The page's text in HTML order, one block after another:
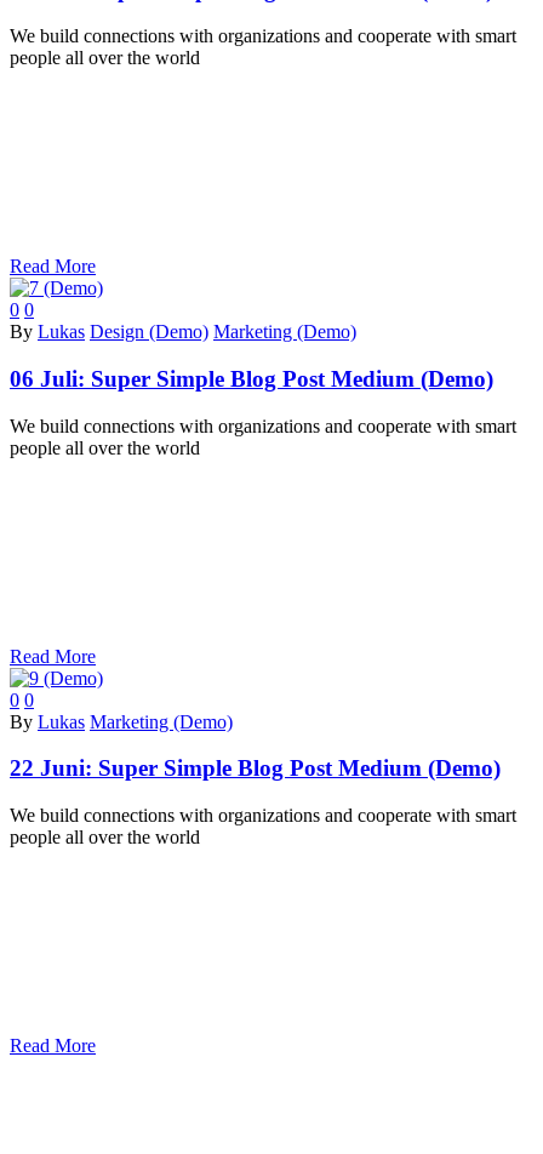
We build connections with organizations and cooperate with smart
people all over the world
Read More
0 0
By Lukas Design (Demo) Marketing (Demo)
06 Juli: Super Simple Blog Post Medium (Demo)
We build connections with organizations and cooperate with smart
people all over the world
Read More
0 0
By Lukas Marketing (Demo)
22 Juni: Super Simple Blog Post Medium (Demo)
We build connections with organizations and cooperate with smart
people all over the world
Read More